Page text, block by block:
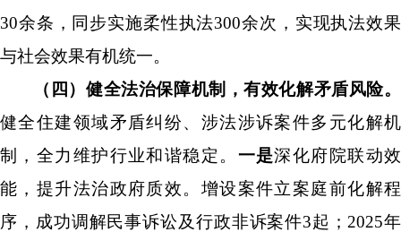
30余条，同步实施柔性执法300余次，实现执法效果
与社会效果有机统一。
（四）健全法治保障机制，有效化解矛盾风险。
健全住建领域矛盾纠纷、涉法涉诉案件多元化解机
制，全力维护行业和谐稳定。 一是深化府院联动效
能，提升法治政府质效。增设案件立案庭前化解程
序，成功调解民事诉讼及行政非诉案件3起； 2025年